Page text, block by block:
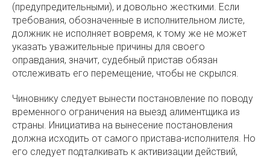
(предупредительными), и довольно жесткими. Если
требования, обозначенные в исполнительном листе,
должник не исполняет вовремя, к тому же не может
указать уважительные причины для своего
оправдания, значит, судебный пристав обязан
отслеживать его перемещение, чтобы не скрылся.
Чиновнику следует вынести постановление по поводу
временного ограничения на выезд алиментщика из
страны. Инициатива на вынесение постановления
должна исходить от самого пристава-исполнителя. Но
его следует подталкивать к активизации действий,